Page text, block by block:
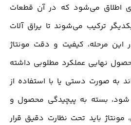
اطلاق می‌شود که در آن قطعات
ترکیب می‌شوند تا یراق آلات
این مرحله، کیفیت و دقت مونتاژ
نهایی عملکرد مطلوبی داشته
به صورت دستی یا با استفاده از
شود، بسته به پیچیدگی محصول و
مونتاژ باید تحت نظارت دقیق قرار